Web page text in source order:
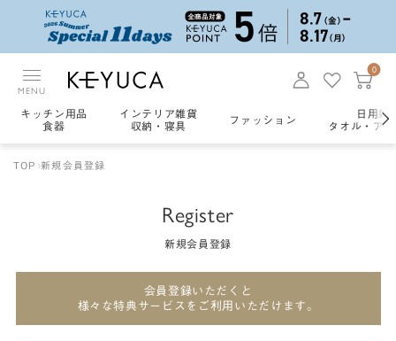
MENU
0
キッチン用品
食器
インテリア雑貨
収納・寝具
ファッション
日用雑
タオル・ア
TOP 新規会員登録
Register
新規会員登録
会員登録いただくと
様々な特典サービスをご利用いただけます。